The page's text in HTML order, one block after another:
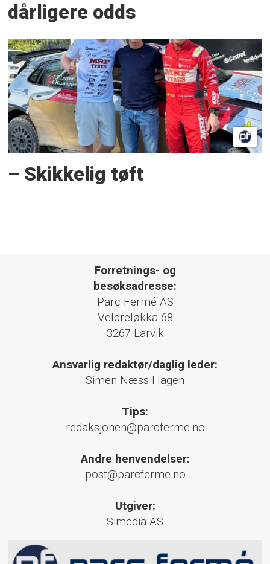
dårligere odds
– Skikkelig tøft
Forretnings- og
besøksadresse:
Parc Fermé AS
Veldreløkka 68
3267 Larvik
Ansvarlig redaktør/daglig leder:
Simen Næss Hagen
Tips:
redaksjonen@parcferme.no
Andre henvendelser:
post@parcferme.no
Utgiver:
Simedia AS